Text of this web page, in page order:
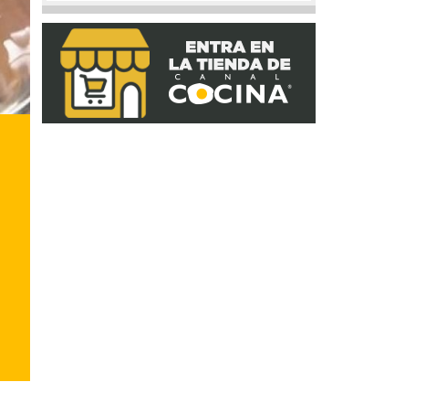
Vieiras con jamón y reducción al cava